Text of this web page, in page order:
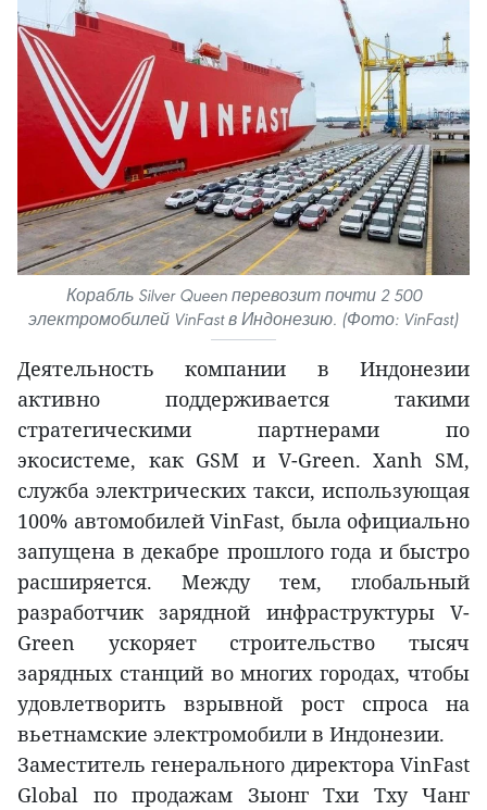
Корабль Silver Queen перевозит почти 2 500
электромобилей VinFast в Индонезию. (Фото: VinFast)
Деятельность компании в Индонезии
активно поддерживается такими
стратегическими партнерами по
экосистеме, как GSM и V-Green. Xanh SM,
служба электрических такси, использующая
100% автомобилей VinFast, была официально
запущена в декабре прошлого года и быстро
расширяется. Между тем, глобальный
разработчик зарядной инфраструктуры V-
Green ускоряет строительство тысяч
зарядных станций во многих городах, чтобы
удовлетворить взрывной рост спроса на
вьетнамские электромобили в Индонезии.
Заместитель генерального директора VinFast
Global по продажам Зыонг Тхи Тху Чанг